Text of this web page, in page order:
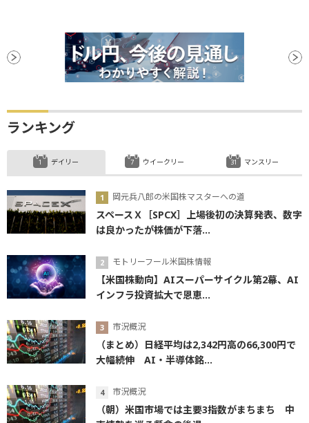
ランキング
デイリー
岡元兵八郎の米国株マスターへの道
スペースＸ［SPCX］上場後初の決算発表、数字
は良かったが株価が下落...
モトリーフール米国株情報
【米国株動向】AIスーパーサイクル第2幕、AI
インフラ投資拡大で恩恵...
市況概況
（まとめ）日経平均は2,342円高の66,300円で
大幅続伸 AI・半導体銘...
市況概況
（朝）米国市場では主要3指数がまちまち 中
ウイークリー マンスリー